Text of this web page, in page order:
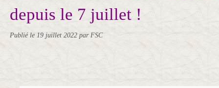
depuis le 7 juillet !
Publié le 19 juillet 2022 par FSC